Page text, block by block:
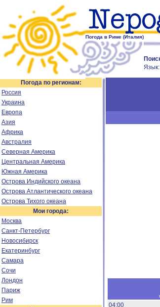
Погода в Риме (Италия)
Язык:
Погода по регионам:
Россия
Украина
Европа
Азия
Африка
Австралия
Северная Америка
Центральная Америка
Южная Америка
Острова Индийского океана
Острова Атлантического океана
Острова Тихого океана
Мои города:
Москва
Санкт-Петербург
Новосибирск
Екатеринбург
Самара
Сочи
Лондон
Париж
Рим
04:00